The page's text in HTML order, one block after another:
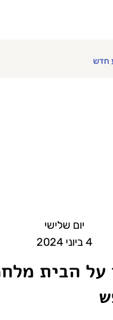
חדש
יום שלישי
4 ביוני 2024
הבית